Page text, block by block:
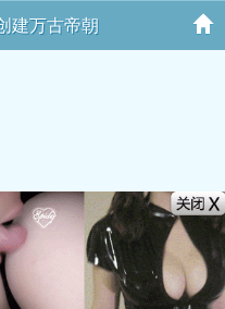
建万古帝朝